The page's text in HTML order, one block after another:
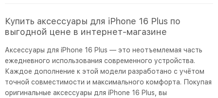
Купить аксессуары для iPhone 16 Plus по
выгодной цене в интернет-магазине
Аксессуары для iPhone 16 Plus — это неотъемлемая часть
ежедневного использования современного устройства.
Каждое дополнение к этой модели разработано с учётом
точной совместимости и максимального комфорта. Покупая
оригинальные аксессуары для iPhone 16 Plus, вы